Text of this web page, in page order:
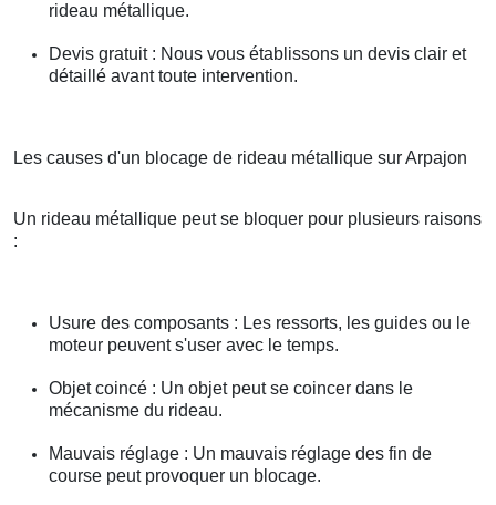
rideau métallique.
Devis gratuit : Nous vous établissons un devis clair et
détaillé avant toute intervention.
Les causes d'un blocage de rideau métallique sur Arpajon
Un rideau métallique peut se bloquer pour plusieurs raisons
:
Usure des composants : Les ressorts, les guides ou le
moteur peuvent s'user avec le temps.
Objet coincé : Un objet peut se coincer dans le
mécanisme du rideau.
Mauvais réglage : Un mauvais réglage des fin de
course peut provoquer un blocage.